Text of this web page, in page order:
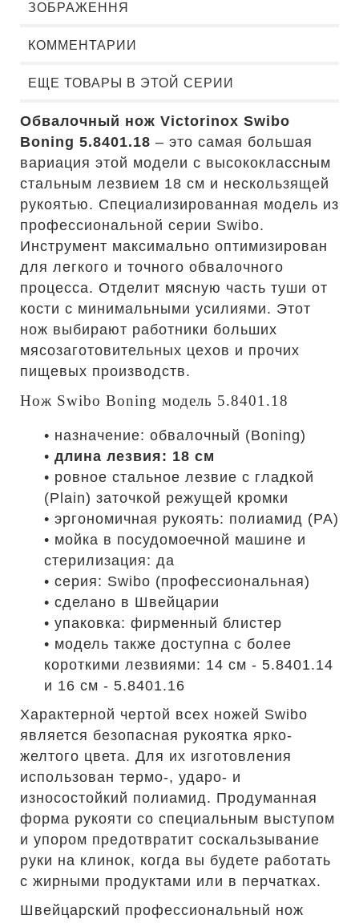
ЗОБРАЖЕННЯ
КОММЕНТАРИИ
ЕЩЕ ТОВАРЫ В ЭТОЙ СЕРИИ
Обвалочный нож Victorinox Swibo
Boning 5.8401.18 – это самая большая
вариация этой модели с высококлассным
стальным лезвием 18 см и нескользящей
рукоятью. Специализированная модель из
профессиональной серии Swibo.
Инструмент максимально оптимизирован
для легкого и точного обвалочного
процесса. Отделит мясную часть туши от
кости с минимальными усилиями. Этот
нож выбирают работники больших
мясозаготовительных цехов и прочих
пищевых производств.
Нож Swibo Boning модель 5.8401.18
• назначение: обвалочный (Boning)
• длина лезвия: 18 см
• ровное стальное лезвие с гладкой
(Plain) заточкой режущей кромки
• эргономичная рукоять: полиамид (PA)
• мойка в посудомоечной машине и
стерилизация: да
• серия: Swibo (профессиональная)
• сделано в Швейцарии
• упаковка: фирменный блистер
• модель также доступна с более
короткими лезвиями: 14 см - 5.8401.14
и 16 см - 5.8401.16
Характерной чертой всех ножей Swibo
является безопасная рукоятка ярко-
желтого цвета. Для их изготовления
использован термо-, ударо- и
износостойкий полиамид. Продуманная
форма рукояти со специальным выступом
и упором предотвратит соскальзывание
руки на клинок, когда вы будете работать
с жирными продуктами или в перчатках.
Швейцарский профессиональный нож